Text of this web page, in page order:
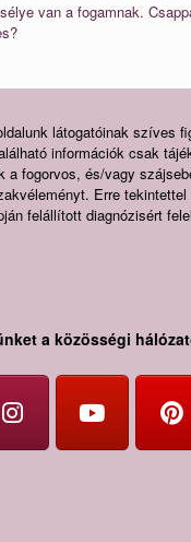
van a fogamnak.
látogatóinak szíves
információk csak
a fogorvos, és/vagy
Erre tekintettel
felállított diagnózisért
a közösségi